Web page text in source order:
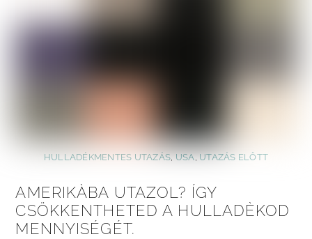
HULLADÉKMENTES UTAZÁS, USA, UTAZÁS ELŐTT
AMERIKÀBA UTAZOL? ÍGY
CSÖKKENTHETED A HULLADÈKOD
MENNYISÉGÉT.